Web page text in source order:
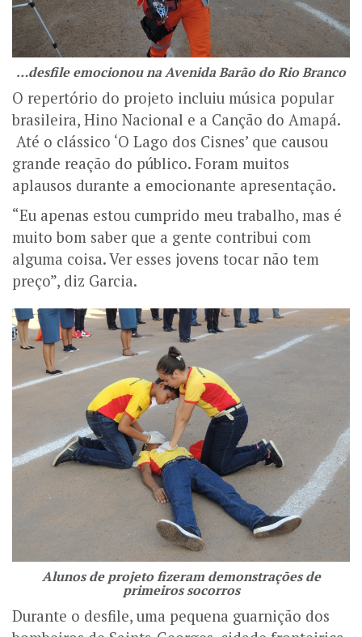
…desfile emocionou na Avenida Barão do Rio Branco
O repertório do projeto incluiu música popular
brasileira, Hino Nacional e a Canção do Amapá.
Até o clássico ‘O Lago dos Cisnes’ que causou
grande reação do público. Foram muitos
aplausos durante a emocionante apresentação.
“Eu apenas estou cumprido meu trabalho, mas é
muito bom saber que a gente contribui com
alguma coisa. Ver esses jovens tocar não tem
preço”, diz Garcia.
Alunos de projeto fizeram demonstrações de
primeiros socorros
Durante o desfile, uma pequena guarnição dos